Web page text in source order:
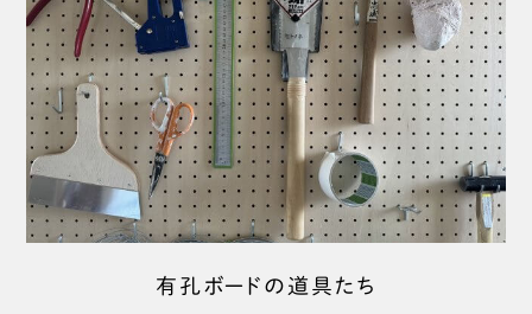
有孔ボードの道具たち